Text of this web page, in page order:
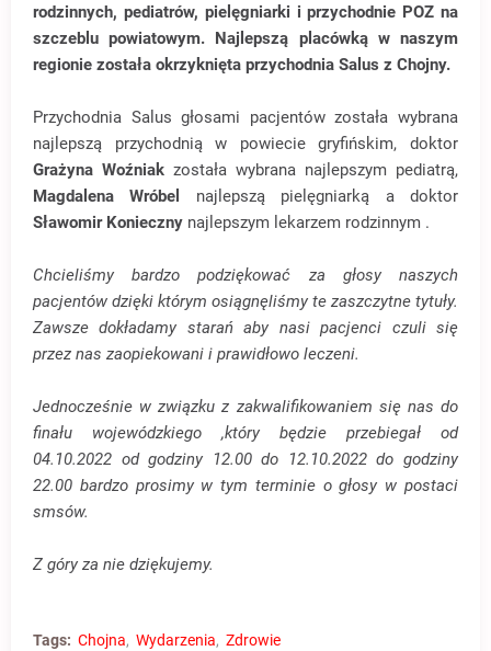
rodzinnych, pediatrów, pielęgniarki i przychodnie POZ na
szczeblu powiatowym. Najlepszą placówką w naszym
regionie została okrzyknięta przychodnia Salus z Chojny.
Przychodnia Salus głosami pacjentów została wybrana
najlepszą przychodnią w powiecie gryfińskim, doktor
Grażyna Woźniak została wybrana najlepszym pediatrą,
Magdalena Wróbel
najlepszą pielęgniarką a doktor
Sławomir Konieczny najlepszym lekarzem rodzinnym .
Chcieliśmy bardzo podziękować za głosy naszych
pacjentów dzięki którym osiągnęliśmy te zaszczytne tytuły.
Zawsze dokładamy starań aby nasi pacjenci czuli się
przez nas zaopiekowani i prawidłowo leczeni.
Jednocześnie w związku z zakwalifikowaniem się nas do
finału wojewódzkiego ,który będzie przebiegał od
04.10.2022 od godziny 12.00 do 12.10.2022 do godziny
22.00 bardzo prosimy w tym terminie o głosy w postaci
smsów.
Z góry za nie dziękujemy.
Tags: Chojna Wydarzenia Zdrowie